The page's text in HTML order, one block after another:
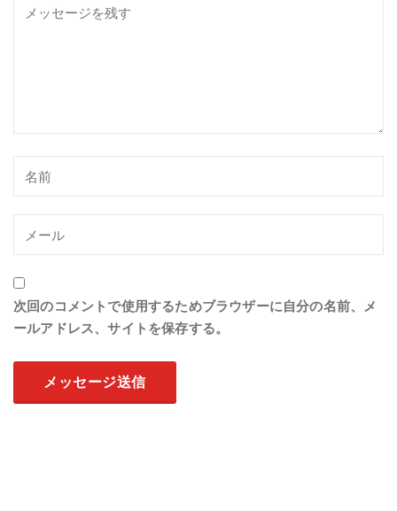
次回のコメントで使用するためブラウザーに自分の名前、メ
ールアドレス、サイトを保存する。